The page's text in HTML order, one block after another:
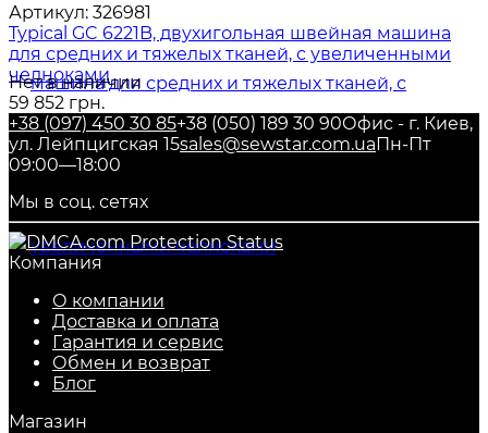
Артикул: 326981
Typical GC 6221B, двухигольная швейная машина
для средних и тяжелых тканей, с увеличенными
челноками
Нет в наличии
59 852 грн.
+38 (097) 450 30 85+38 (050) 189 30 90Офис - г. Киев,
ул. Лейпцигская 15sales@sewstar.com.uaПн-Пт
09:00—18:00
Мы в соц. сетях
Компания
О компании
Доставка и оплата
Гарантия и сервис
Обмен и возврат
Блог
Магазин